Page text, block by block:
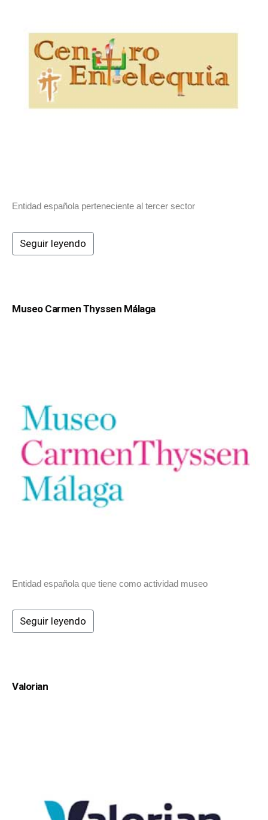
Entidad española perteneciente al tercer sector
Seguir leyendo
Museo Carmen Thyssen Málaga
Entidad española que tiene como actividad museo
Seguir leyendo
Valorian